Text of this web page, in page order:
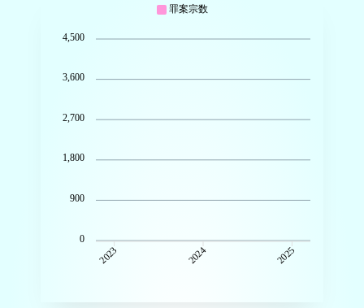
罪案宗数
4,500
3,600
2,700
1,800
900
0
2023 2024 2025